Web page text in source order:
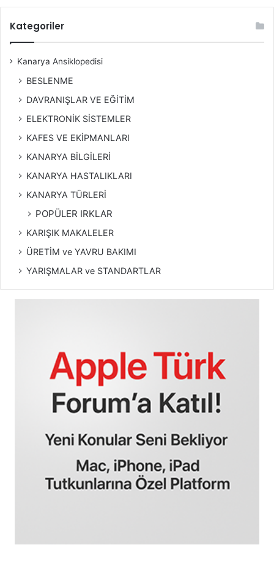
Kategoriler
Kanarya Ansiklopedisi
BESLENME
DAVRANIŞLAR VE EĞİTİM
ELEKTRONİK SİSTEMLER
KAFES VE EKİPMANLARI
KANARYA BİLGİLERİ
KANARYA HASTALIKLARI
KANARYA TÜRLERİ
POPÜLER IRKLAR
KARIŞIK MAKALELER
ÜRETİM ve YAVRU BAKIMI
YARIŞMALAR ve STANDARTLAR